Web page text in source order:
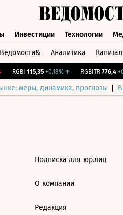
Инвестиции Технологии
Ведомости& Аналитика Капитал
RGBI 115,35 +0,18%↑ RGBITR 776,4
меры, динамика, прогнозы
Подписка для юр.лиц
О компании
Редакция